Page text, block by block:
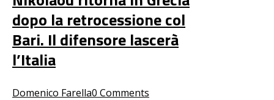
dopo la retrocessione col
Bari. Il difensore lascerà
l’Italia
Domenico Farella0 Comments